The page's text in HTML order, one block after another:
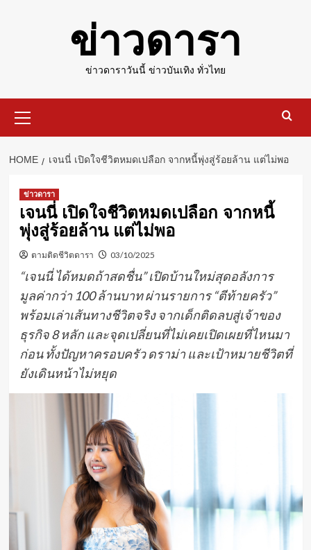
ข่าวดารา
ข่าวดาราวันนี้ ข่าวบันเทิง ทั่วไทย
Menu
HOME เจนนี่ เปิดใจชีวิตหมดเปลือก จากหนี้พุ่งสู่ร้อยล้าน แต่ไม่พอ
ข่าวดารา
เจนนี่ เปิดใจชีวิตหมดเปลือก จากหนี้
พุ่งสู่ร้อยล้าน แต่ไม่พอ
ตามติดชีวิตดารา 03/10/2025
“เจนนี่ ได้หมดถ้าสดชื่น” เปิดบ้านใหม่สุดอลังการ
มูลค่ากว่า 100 ล้านบาท ผ่านรายการ “ตีท้ายครัว”
พร้อมเล่าเส้นทางชีวิตจริง จากเด็กติดลบสู่เจ้าของ
ธุรกิจ 8 หลัก และจุดเปลี่ยนที่ไม่เคยเปิดเผยที่ไหนมา
ก่อน ทั้งปัญหาครอบครัว ดราม่า และเป้าหมายชีวิตที่
ยังเดินหน้าไม่หยุด